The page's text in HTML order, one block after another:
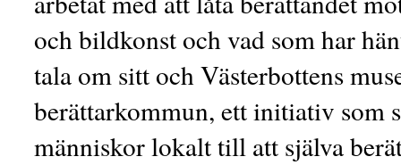
och bildkonst och vad som har
tala om sitt och Västerbottens
berättarkommun, ett initiativ som
människor lokalt till att själva